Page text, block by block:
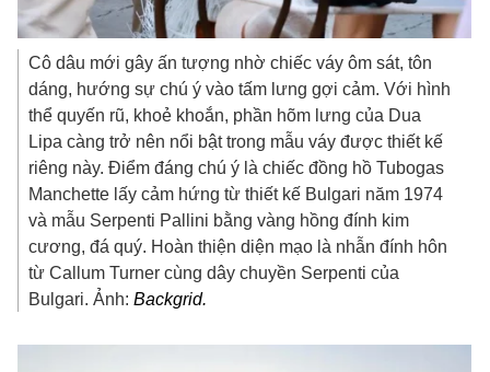
Cô dâu mới gây ấn tượng nhờ chiếc váy ôm sát, tôn
dáng, hướng sự chú ý vào tấm lưng gợi cảm. Với hình
thể quyến rũ, khoẻ khoắn, phần hõm lưng của Dua
Lipa càng trở nên nổi bật trong mẫu váy được thiết kế
riêng này. Điểm đáng chú ý là chiếc đồng hồ Tubogas
Manchette lấy cảm hứng từ thiết kế Bulgari năm 1974
và mẫu Serpenti Pallini bằng vàng hồng đính kim
cương, đá quý. Hoàn thiện diện mạo là nhẫn đính hôn
từ Callum Turner cùng dây chuyền Serpenti của
Bulgari. Ảnh:Backgrid.